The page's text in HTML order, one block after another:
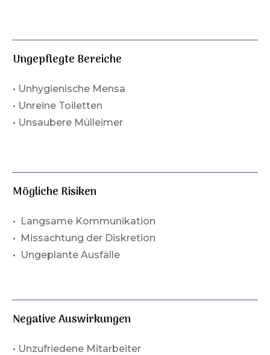
Ungepflegte Bereiche
• Unhygienische Mensa
• Unreine Toiletten
• Unsaubere Mülleimer
Mögliche Risiken
• Langsame Kommunikation
• Missachtung der Diskretion
• Ungeplante Ausfälle
Negative Auswirkungen
• Unzufriedene Mitarbeiter